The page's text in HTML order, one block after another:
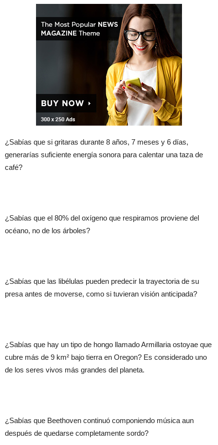
¿Sabías que si gritaras durante 8 años, 7 meses y 6 días,
generarías suficiente energía sonora para calentar una taza de
café?
¿Sabías que el 80% del oxígeno que respiramos proviene del
océano, no de los árboles?
¿Sabías que las libélulas pueden predecir la trayectoria de su
presa antes de moverse, como si tuvieran visión anticipada?
¿Sabías que hay un tipo de hongo llamado Armillaria ostoyae que
cubre más de 9 km² bajo tierra en Oregon? Es considerado uno
de los seres vivos más grandes del planeta.
¿Sabías que Beethoven continuó componiendo música aun
después de quedarse completamente sordo?